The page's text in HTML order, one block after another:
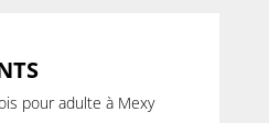
pour adulte à Mexy